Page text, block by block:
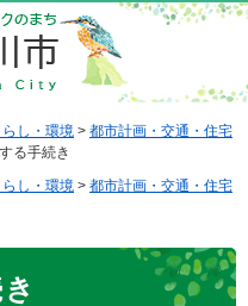
らし・環境 > 都市計画・交通・住宅
る手続き
らし・環境 > 都市計画・交通・住宅